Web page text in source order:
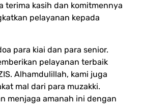
terima kasih dan komitmennya
pelayanan kepada
para kiai dan para senior.
pelayanan terbaik
Alhamdulillah, kami juga
mal dari para muzakki.
menjaga amanah ini dengan